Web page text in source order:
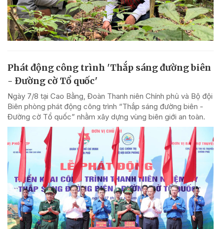
Phát động công trình 'Thắp sáng đường biên
- Đường cờ Tổ quốc'
Ngày 7/8 tại Cao Bằng, Đoàn Thanh niên Chính phủ và Bộ đội
Biên phòng phát động công trình “Thắp sáng đường biên -
Đường cờ Tổ quốc” nhằm xây dựng vùng biên giới an toàn.